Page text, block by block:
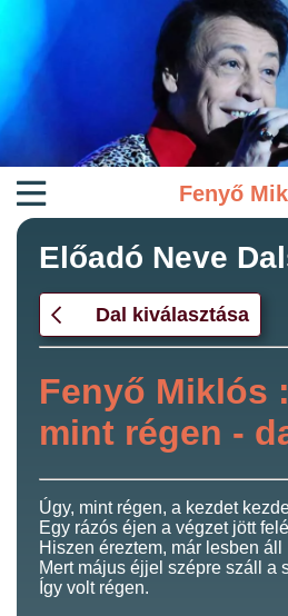
Fenyő
Előadó Neve
Dal kiválasztása
Fenyő Miklós
mint régen -
Úgy, mint régen, a kezdet
Egy rázós éjen a végzet jött
Hiszen éreztem, már lesben áll
Mert május éjjel szépre száll a
Így volt régen.